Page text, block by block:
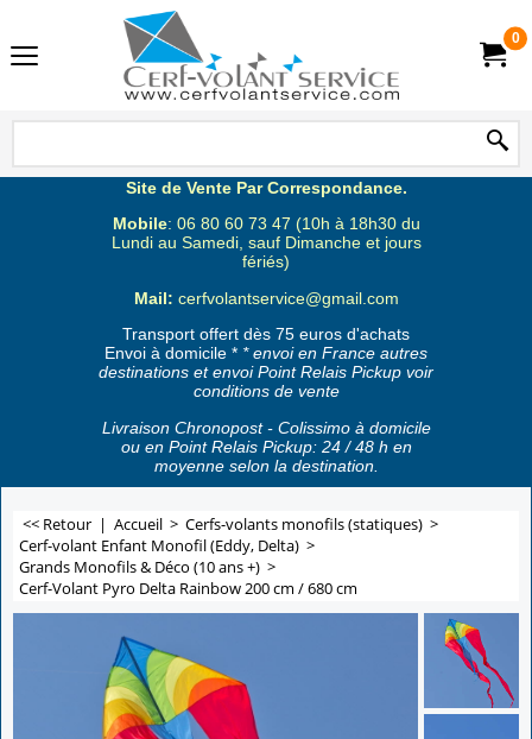
0
Site de Vente Par Correspondance.
Mobile: 06 80 60 73 47 (10h à 18h30 du
Lundi au Samedi, sauf Dimanche et jours
fériés)
Mail: cerfvolantservice@gmail.com
Transport offert dès 75 euros d'achats
Envoi à domicile * * envoi en France autres
destinations et envoi Point Relais Pickup voir
conditions de vente
Livraison Chronopost - Colissimo à domicile
ou en Point Relais Pickup: 24 / 48 h en
moyenne selon la destination.
<< Retour | Accueil > Cerfs-volants monofils (statiques) >
Cerf-volant Enfant Monofil (Eddy, Delta) >
Grands Monofils & Déco (10 ans +) >
Cerf-Volant Pyro Delta Rainbow 200 cm / 680 cm